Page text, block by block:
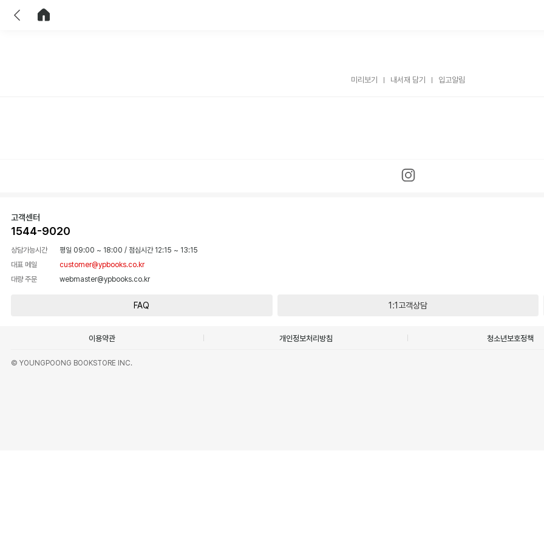
미리보기 내서재 담기 입고알림
고객센터
1544-9020
상담가능시간 평일 09:00 ~ 18:00 / 점심시간 12:15 ~ 13:15
대표 메일
customer@ypbooks.co.kr
대량 주문
webmaster@ypbooks.co.kr
FAQ 1:1고객상담
이용약관 개인정보처리방침 청소년보호정책
© YOUNGPOONG BOOKSTORE INC.